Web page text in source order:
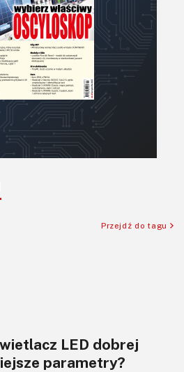
Przejdź do tagu
LED dobrej
parametry?